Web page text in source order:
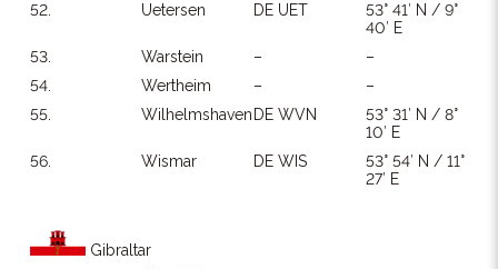
52.
Uetersen DE UET
53° 41′ N / 9°
40′ E
53.
Warstein –
–
54.
Wertheim –
–
55.
Wilhelmshaven DE WVN
53° 31′ N / 8°
10′ E
56.
Wismar DE WIS
53° 54′ N / 11°
27′ E
Gibraltar